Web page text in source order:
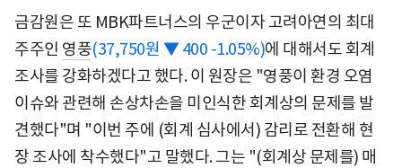
금감원은 또 MBK파트너스의 우군이자 고려아연의 최대
주주인 영풍(37,750원 ▼ 400 -1.05%)에 대해서도 회계
조사를 강화하겠다고 했다. 이 원장은 "영풍이 환경 오염
이슈와 관련해 손상차손을 미인식한 회계상의 문제를 발
견했다"며 "이번 주에 (회계 심사에서) 감리로 전환해 현
장 조사에 착수했다"고 말했다. 그는 "(회계상 문제를) 매